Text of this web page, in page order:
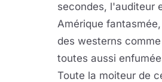
secondes, l'auditeur
Amérique
des westerns
toutes aussi
Toute la moiteur de